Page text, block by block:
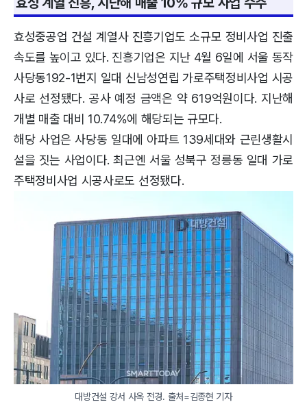
효성중공업 건설 계열사 진흥기업도 소규모 정비사업 진출
속도를 높이고 있다. 진흥기업은 지난 4월 6일에 서울 동작
사당동192-1번지 일대 신남성연립 가로주택정비사업 시공
사로 선정됐다. 공사 예정 금액은 약 619억원이다. 지난해
개별 매출 대비 10.74%에 해당되는 규모다.
해당 사업은 사당동 일대에 아파트 139세대와 근린생활시
설을 짓는 사업이다. 최근엔 서울 성북구 정릉동 일대 가로
주택정비사업 시공사로도 선정됐다.
대방건설 강서 사옥 전경. 출처=김종현 기자